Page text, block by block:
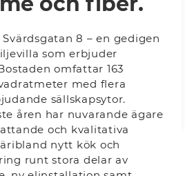
8 – en gedigen
som erbjuder
omfattar 163
med flera
sällskapsytor.
åren har nuvarande ägare
och kvalitativa
nytt kök och
runt stora delar av